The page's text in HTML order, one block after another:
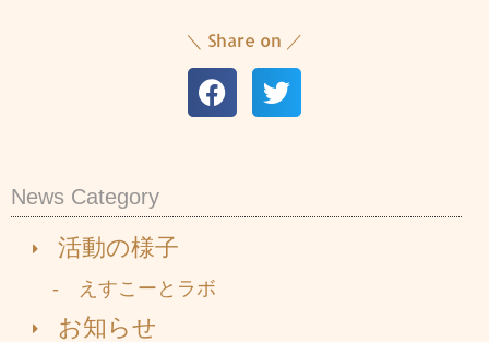
News Category
活動の様子
- えすこーとラボ
お知らせ
＼ Share on ／